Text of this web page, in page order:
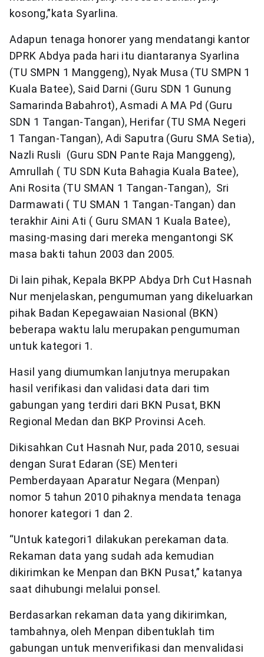
kosong,”kata Syarlina.
Adapun tenaga honorer yang mendatangi kantor
DPRK Abdya pada hari itu diantaranya Syarlina
(TU SMPN 1 Manggeng), Nyak Musa (TU SMPN 1
Kuala Batee), Said Darni (Guru SDN 1 Gunung
Samarinda Babahrot), Asmadi A MA Pd (Guru
SDN 1 Tangan-Tangan), Herifar (TU SMA Negeri
1 Tangan-Tangan), Adi Saputra (Guru SMA Setia),
Nazli Rusli (Guru SDN Pante Raja Manggeng),
Amrullah ( TU SDN Kuta Bahagia Kuala Batee),
Ani Rosita (TU SMAN 1 Tangan-Tangan), Sri
Darmawati ( TU SMAN 1 Tangan-Tangan) dan
terakhir Aini Ati ( Guru SMAN 1 Kuala Batee),
masing-masing dari mereka mengantongi SK
masa bakti tahun 2003 dan 2005.
Di lain pihak, Kepala BKPP Abdya Drh Cut Hasnah
Nur menjelaskan, pengumuman yang dikeluarkan
pihak Badan Kepegawaian Nasional (BKN)
beberapa waktu lalu merupakan pengumuman
untuk kategori 1.
Hasil yang diumumkan lanjutnya merupakan
hasil verifikasi dan validasi data dari tim
gabungan yang terdiri dari BKN Pusat, BKN
Regional Medan dan BKP Provinsi Aceh.
Dikisahkan Cut Hasnah Nur, pada 2010, sesuai
dengan Surat Edaran (SE) Menteri
Pemberdayaan Aparatur Negara (Menpan)
nomor 5 tahun 2010 pihaknya mendata tenaga
honorer kategori 1 dan 2.
“Untuk kategori1 dilakukan perekaman data.
Rekaman data yang sudah ada kemudian
dikirimkan ke Menpan dan BKN Pusat,” katanya
saat dihubungi melalui ponsel.
Berdasarkan rekaman data yang dikirimkan,
tambahnya, oleh Menpan dibentuklah tim
gabungan untuk menverifikasi dan menvalidasi